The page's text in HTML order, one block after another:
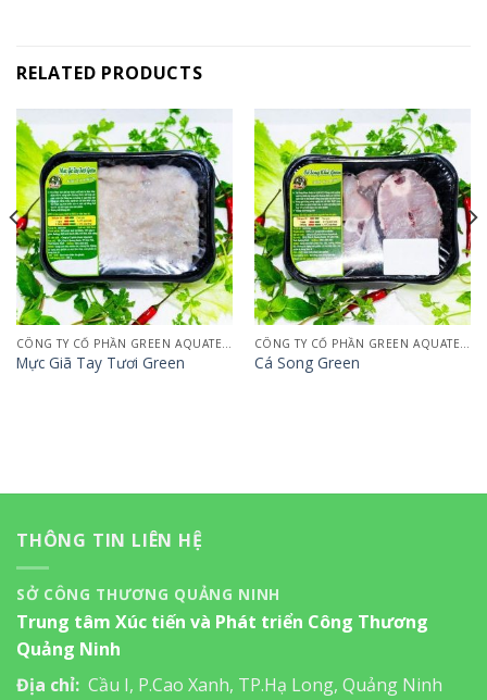
RELATED PRODUCTS
Mực Giã Tay Tươi Green Cá Song Green
THÔNG TIN LIÊN HỆ
SỞ CÔNG THƯƠNG QUẢNG NINH
Trung tâm Xúc tiến và Phát triển Công Thương
Quảng Ninh
Địa chỉ: Cầu I, P.Cao Xanh, TP.Hạ Long, Quảng Ninh